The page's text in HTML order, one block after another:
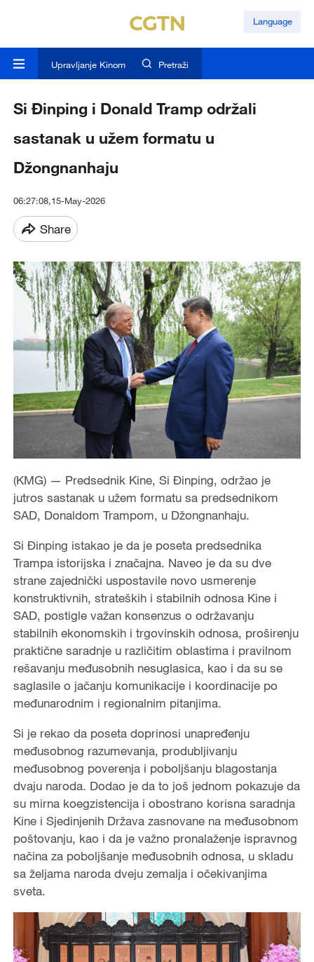
Language
Upravljanje Kinom Pretraži
Si Đinping i Donald Tramp održali
sastanak u užem formatu u
Džongnanhaju
06:27:08,15-May-2026
Share
(KMG) — Predsednik Kine, Si Đinping, održao je
jutros sastanak u užem formatu sa predsednikom
SAD, Donaldom Trampom, u Džongnanhaju.
Si Đinping istakao je da je poseta predsednika
Trampa istorijska i značajna. Naveo je da su dve
strane zajednički uspostavile novo usmerenje
konstruktivnih, strateških i stabilnih odnosa Kine i
SAD, postigle važan konsenzus o održavanju
stabilnih ekonomskih i trgovinskih odnosa, proširenju
praktične saradnje u različitim oblastima i pravilnom
rešavanju međusobnih nesuglasica, kao i da su se
saglasile o jačanju komunikacije i koordinacije po
međunarodnim i regionalnim pitanjima.
Si je rekao da poseta doprinosi unapređenju
međusobnog razumevanja, produbljivanju
međusobnog poverenja i poboljšanju blagostanja
dvaju naroda. Dodao je da to još jednom pokazuje da
su mirna koegzistencija i obostrano korisna saradnja
Kine i Sjedinjenih Država zasnovane na međusobnom
poštovanju, kao i da je važno pronalaženje ispravnog
načina za poboljšanje međusobnih odnosa, u skladu
sa željama naroda dveju zemalja i očekivanjima
sveta.